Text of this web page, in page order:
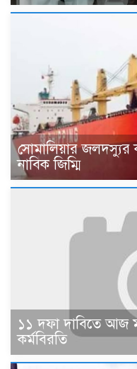
সোমালিয়ার জলদস্যুর
নাবিক জিম্মি
১১ দফা দাবিতে আজ
কর্মবিরতি